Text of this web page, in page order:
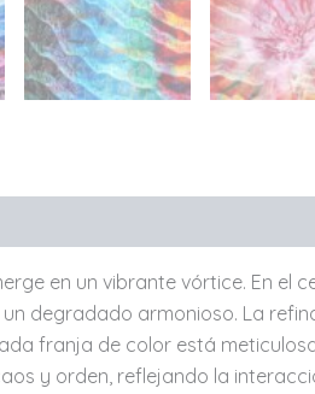
en un vibrante vórtice. En
degradado armonioso. La
franja de color está
y orden, reflejando la